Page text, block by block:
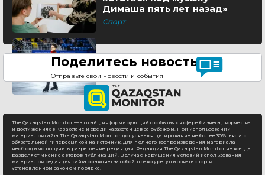
Димаша пять лет назад»
Спорт
Поделитесь новостью
Отправьте свои новости и события
The Qazaqstan Monitor — это сайт, информирующий о событиях в сфере бизнеса, творчества
и достижениях в Казахстане и среди казахстанцев за рубежом. При использовании
материалов сайта The Qazaqstan Monitor допускается цитирование не более 30% текста с
обязательной гиперссылкой на источник. Для полного воспроизведения материала
необходимо получить разрешение редакции. Редакция The Qazaqstan Monitor не всегда
разделяет мнение авторов публикаций. В случае нарушения условий использования
материалов редакция сайта оставляет за собой право урегулировать спор в
установленном законом порядке.